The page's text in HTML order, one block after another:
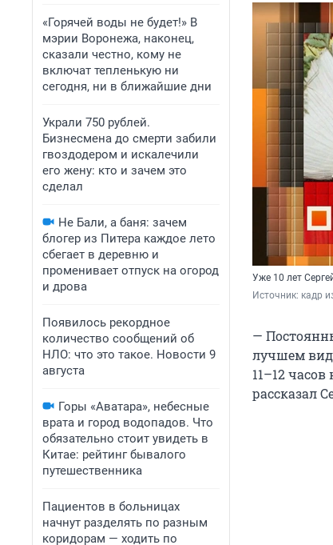
«Горячей воды не будет!» В
мэрии Воронежа, наконец,
сказали честно, кому не
включат тепленькую ни
сегодня, ни в ближайшие дни
Украли 750 рублей.
Бизнесмена до смерти забили
гвоздодером и искалечили
его жену: кто и зачем это
сделал
Не Бали, а баня: зачем
блогер из Питера каждое лето
сбегает в деревню и
променивает отпуск на огород
и дрова
Появилось рекордное
количество сообщений об
НЛО: что это такое. Новости 9
августа
Горы «Аватара», небесные
врата и город водопадов. Что
обязательно стоит увидеть в
Китае: рейтинг бывалого
путешественника
Пациентов в больницах
начнут разделять по разным
коридорам — ходить по
Уже 10 лет
Источник: кадр
—
лучшем
11–12
рассказал